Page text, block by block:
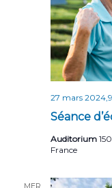
Séance
27 mars
Auditorium
France
MER